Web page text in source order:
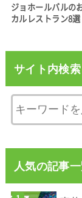
ジョホールバルの
カルレストラン8選
サイト内検索
人気の記事